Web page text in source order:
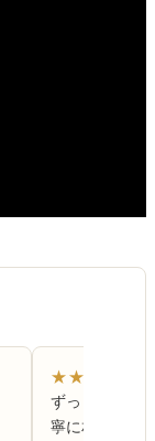
★★
ずっと悩んで
寧に相談のっ